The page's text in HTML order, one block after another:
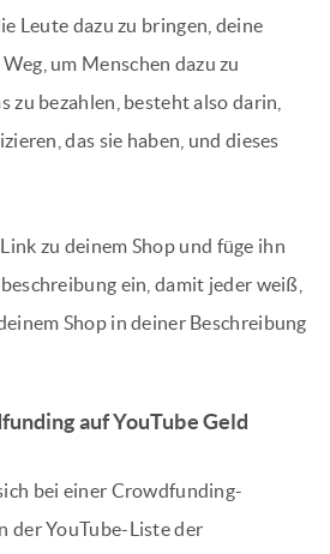
Leute dazu zu bringen, deine
um Menschen dazu zu
zu bezahlen, besteht also darin,
das sie haben, und dieses
zu deinem Shop und füge ihn
ein, damit jeder weiß,
Shop in deiner Beschreibung
auf YouTube Geld
bei einer Crowdfunding-
der YouTube-Liste der